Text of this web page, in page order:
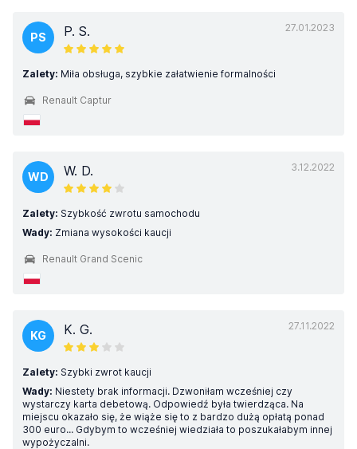
27.01.2023
PS P. S.
Zalety: Miła obsługa, szybkie załatwienie formalności
Renault Captur
3.12.2022
WD W. D.
Zalety: Szybkość zwrotu samochodu
Wady: Zmiana wysokości kaucji
Renault Grand Scenic
27.11.2022
KG K. G.
Zalety: Szybki zwrot kaucji
Wady: Niestety brak informacji. Dzwoniłam wcześniej czy
wystarczy karta debetową. Odpowiedź była twierdząca. Na
miejscu okazało się, że wiąże się to z bardzo dużą opłatą ponad
300 euro... Gdybym to wcześniej wiedziała to poszukałabym innej
wypożyczalni.